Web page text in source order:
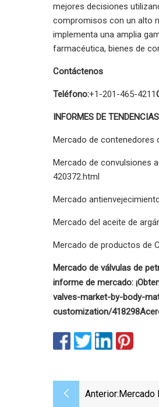
mejores decisiones
compromisos con un alto
implementa una amplia
farmacéutica, bienes de
Contáctenos
Teléfono:+1-201-465-4211
INFORMES DE
Mercado de
Mercado de convulsiones
420372.html
Mercado
Mercado del aceite de
Mercado de productos de
Mercado de válvulas de
informe de mercado:
valves-market-by-body-
customization/418298
Anterior:Mercado